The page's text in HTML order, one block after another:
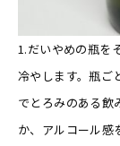
1.だいやめの瓶を
冷やします。瓶ご
でとろみのある飲
か、アルコール感